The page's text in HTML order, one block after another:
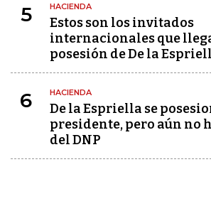
5 HACIENDA
Estos son los invitados
internacionales que
posesión de De la
6 HACIENDA
De la Espriella se
presidente, pero aún no
del DNP